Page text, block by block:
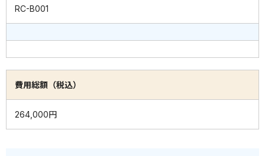
RC-B001
費用総額（税込）
264,000円